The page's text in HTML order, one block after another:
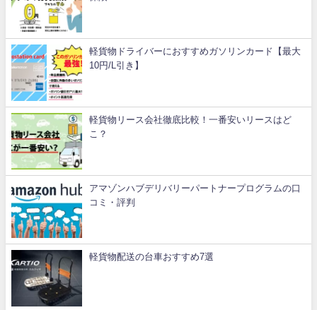
軽貨物ドライバーにおすすめガソリンカード【最大
10円/L引き】
軽貨物リース会社徹底比較！一番安いリースはど
こ？
アマゾンハブデリバリーパートナープログラムの口
コミ・評判
軽貨物配送の台車おすすめ7選